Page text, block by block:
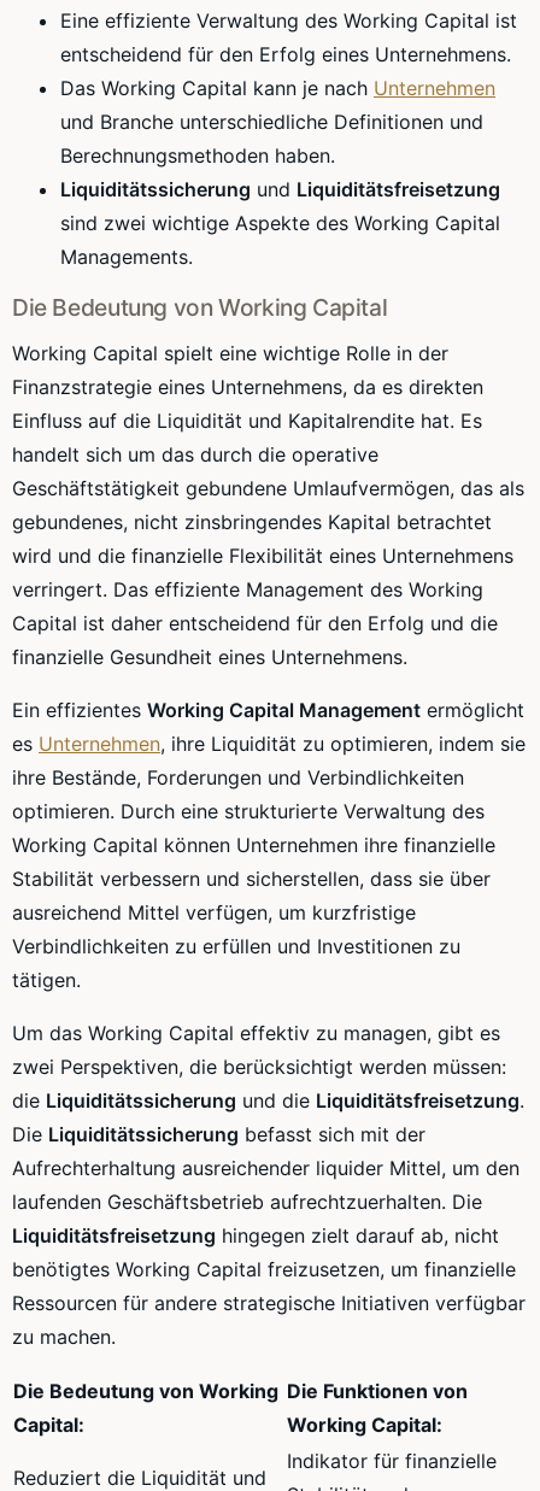
Eine effiziente Verwaltung des Working Capital ist
entscheidend für den Erfolg eines Unternehmens.
Das Working Capital kann je nach Unternehmen
und Branche unterschiedliche Definitionen und
Berechnungsmethoden haben.
Liquiditätssicherung und Liquiditätsfreisetzung
sind zwei wichtige Aspekte des Working Capital
Managements.
Die Bedeutung von Working Capital
Working Capital spielt eine wichtige Rolle in der
Finanzstrategie eines Unternehmens, da es direkten
Einfluss auf die Liquidität und Kapitalrendite hat. Es
handelt sich um das durch die operative
Geschäftstätigkeit gebundene Umlaufvermögen, das als
gebundenes, nicht zinsbringendes Kapital betrachtet
wird und die finanzielle Flexibilität eines Unternehmens
verringert. Das effiziente Management des Working
Capital ist daher entscheidend für den Erfolg und die
finanzielle Gesundheit eines Unternehmens.
Ein effizientes Working Capital Management ermöglicht
es Unternehmen, ihre Liquidität zu optimieren, indem sie
ihre Bestände, Forderungen und Verbindlichkeiten
optimieren. Durch eine strukturierte Verwaltung des
Working Capital können Unternehmen ihre finanzielle
Stabilität verbessern und sicherstellen, dass sie über
ausreichend Mittel verfügen, um kurzfristige
Verbindlichkeiten zu erfüllen und Investitionen zu
tätigen.
Um das Working Capital effektiv zu managen, gibt es
zwei Perspektiven, die berücksichtigt werden müssen:
die Liquiditätssicherung und die Liquiditätsfreisetzung.
Die Liquiditätssicherung befasst sich mit der
Aufrechterhaltung ausreichender liquider Mittel, um den
laufenden Geschäftsbetrieb aufrechtzuerhalten. Die
Liquiditätsfreisetzung hingegen zielt darauf ab, nicht
benötigtes Working Capital freizusetzen, um finanzielle
Ressourcen für andere strategische Initiativen verfügbar
zu machen.
Die Bedeutung von Working
Capital:
Die Funktionen von
Working Capital:
Reduziert die Liquidität und
Indikator für finanzielle